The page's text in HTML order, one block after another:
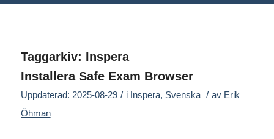
Taggarkiv: Inspera
Installera Safe Exam Browser
Uppdaterad: 2025-08-29 / i Inspera, Svenska / av Erik
Öhman